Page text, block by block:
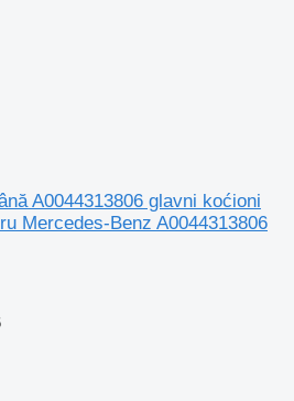
A0044313806 glavni koćioni
Mercedes-Benz A0044313806